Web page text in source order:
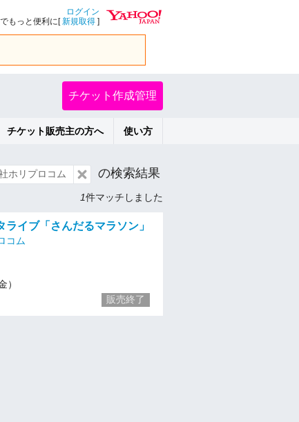
ログイン
でもっと便利に[新規取得 ]
チケット作成管理
チケット販売主の方へ 使い方
ホリプロコム の検索結果
1件マッチしました
ライブ「さんだるマラソン」
コム
）
販売終了